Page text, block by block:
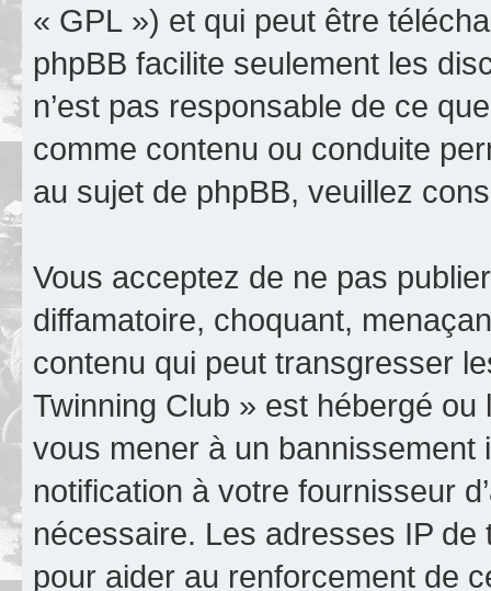
« GPL ») et qui peut être
phpBB facilite seulement les
n’est pas responsable de ce
comme contenu ou conduite
au sujet de phpBB, veuillez
Vous acceptez de ne pas
diffamatoire, choquant,
contenu qui peut transgresser
Twinning Club » est hébergé
vous mener à un
notification à votre fournisseur
nécessaire. Les adresses IP
pour aider au renforcement de